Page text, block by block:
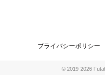
プライバシーポリシー
© 2019-2026